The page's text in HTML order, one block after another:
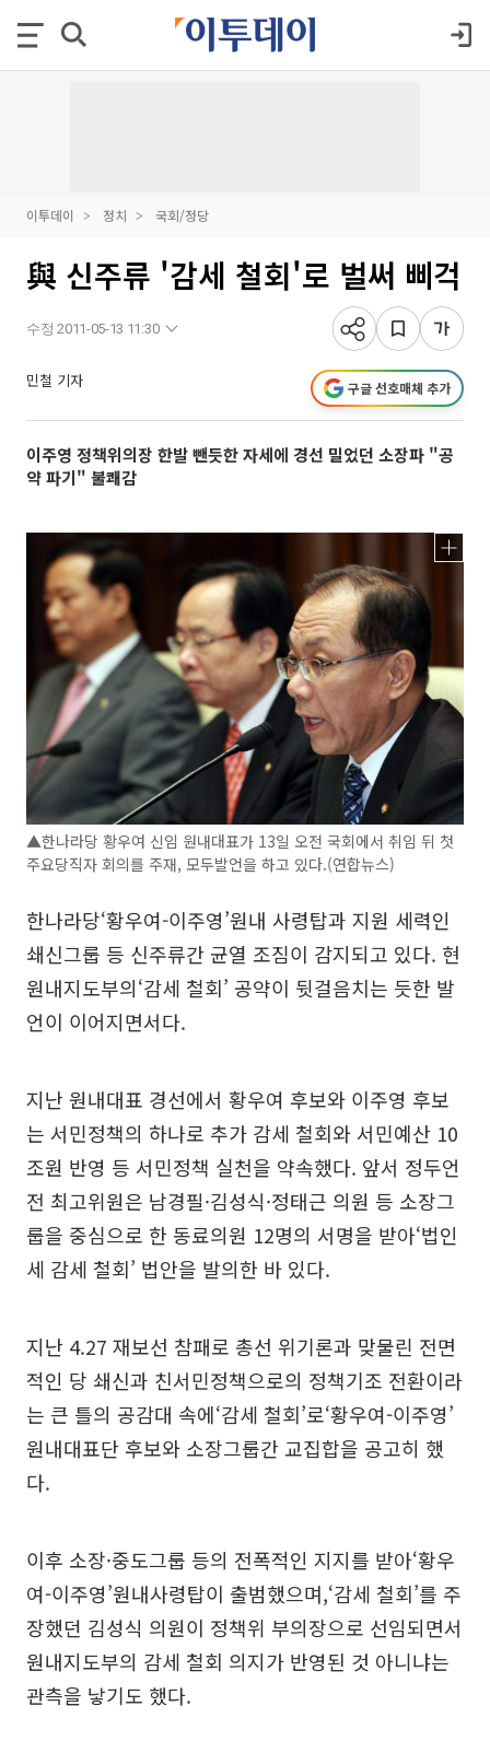
이투데이 정치 국회/정당
與 신주류 '감세 철회'로 벌써 삐걱
수정 2011-05-13 11:30
민철 기자 구글 선호매체 추가
이주영 정책위의장 한발 뺀듯한 자세에 경선 밀었던 소장파 "공
약 파기" 불쾌감
▲한나라당 황우여 신임 원내대표가 13일 오전 국회에서 취임 뒤 첫
주요당직자 회의를 주재, 모두발언을 하고 있다.(연합뉴스)
한나라당‘황우여-이주영’원내 사령탑과 지원 세력인
쇄신그룹 등 신주류간 균열 조짐이 감지되고 있다. 현
원내지도부의‘감세 철회’ 공약이 뒷걸음치는 듯한 발
언이 이어지면서다.
지난 원내대표 경선에서 황우여 후보와 이주영 후보
는 서민정책의 하나로 추가 감세 철회와 서민예산 10
조원 반영 등 서민정책 실천을 약속했다. 앞서 정두언
전 최고위원은 남경필·김성식·정태근 의원 등 소장그
룹을 중심으로 한 동료의원 12명의 서명을 받아‘법인
세 감세 철회’ 법안을 발의한 바 있다.
지난 4.27 재보선 참패로 총선 위기론과 맞물린 전면
적인 당 쇄신과 친서민정책으로의 정책기조 전환이라
는 큰 틀의 공감대 속에‘감세 철회’로‘황우여-이주영’
원내대표단 후보와 소장그룹간 교집합을 공고히 했
다.
이후 소장·중도그룹 등의 전폭적인 지지를 받아‘황우
여-이주영’원내사령탑이 출범했으며,‘감세 철회’를 주
장했던 김성식 의원이 정책위 부의장으로 선임되면서
원내지도부의 감세 철회 의지가 반영된 것 아니냐는
관측을 낳기도 했다.